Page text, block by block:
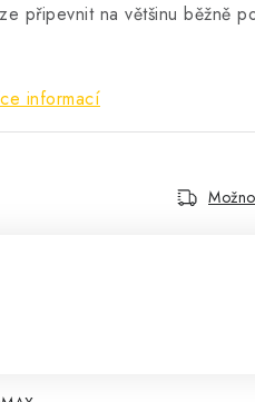
připevnit na většinu běžně
informací